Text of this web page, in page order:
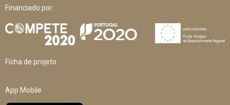
Financiado por:
Ficha de projeto
App Mobile